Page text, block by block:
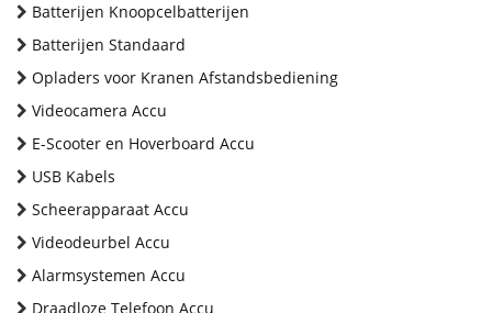
Batterijen Knoopcelbatterijen
Batterijen Standaard
Opladers voor Kranen Afstandsbediening
Videocamera Accu
E-Scooter en Hoverboard Accu
USB Kabels
Scheerapparaat Accu
Videodeurbel Accu
Alarmsystemen Accu
Draadloze Telefoon Accu